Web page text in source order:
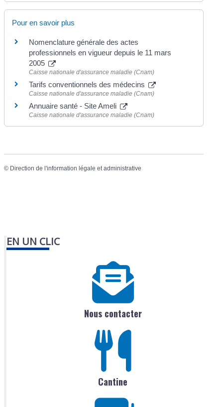
Pour en savoir plus
Nomenclature générale des actes
professionnels en vigueur depuis le 11 mars
2005
Caisse nationale d'assurance maladie (Cnam)
Tarifs conventionnels des médecins
Caisse nationale d'assurance maladie (Cnam)
Annuaire santé - Site Ameli
Caisse nationale d'assurance maladie (Cnam)
© Direction de l'information légale et administrative
EN UN CLIC
Nous contacter
Cantine